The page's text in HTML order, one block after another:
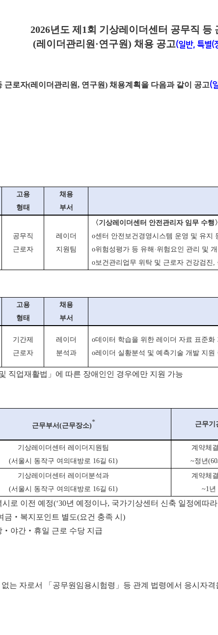
2026년도 제1회 기상레이더센터 공무직 등
(레이더관리원·연구원) 채용 공고(일반, 특별(
근로자(레이더관리원, 연구원) 채용계획을 다음과 같이 공고(
고용
형태
채용
부서
공무직
근로자
레이더
지원팀
〈기상레이더센터 안전관리자 임무 수행〉
o센터 안전보건경영시스템 운영 및 유지
o위험성평가 등 유해·위험요인 관리 및
o보건관리업무 위탁 및 근로자 건강검진,
고용
형태
채용
부서
기간제
근로자
레이더
분석과
o데이터 학습을 위한 레이더 자료 표준화
o레이더 실황분석 및 예측기술 개발 지원
직업재활법」에 따른 장애인인 경우에만 지원 가능
근무부서 (근무장소)* 근무기
기상레이더센터 레이더지원팀
(서울시 동작구 여의대방로 16길 61)
계약체
~정년
기상레이더센터 레이더분석과
(서울시 동작구 여의대방로 16길 61)
계약체
~1년
로 이전 예정(‘30년 예정이나, 국가기상센터 신축 일정에 따
금‧복지포인트 별도(요건 충족 시)
‧야간‧휴일 근로 수당 지급
는 자로서 「공무원임용시험령」등 관계 법령에서 응시자